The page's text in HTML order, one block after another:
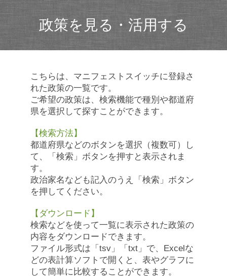
政策を見る・活用する
こちらは、マニフェストスイッチに登録さ
れた政策の一覧です。
ご希望の政策は、検索機能で種別や都道府
県を選択して探すことができます。
【検索方法】
都道府県などのボタンを選択（複数可）し
て、「検索」ボタンを押すと表示されま
す。
政治家名なども記入のうえ「検索」ボタン
を押してください。
【ダウンロード】
検索などを使って一覧に表示された政策の
内容をダウンロードできます。
ファイル形式は「tsv」「txt」で、Excelな
どの表計算ソフトで開くと、表やグラフに
して簡単に比較することができます。